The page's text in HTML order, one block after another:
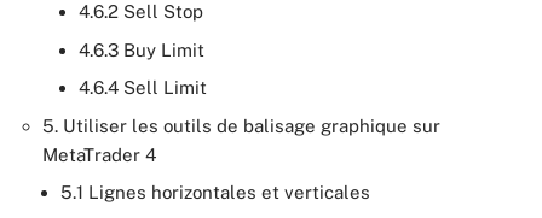
4.6.2 Sell Stop
4.6.3 Buy Limit
4.6.4 Sell Limit
5. Utiliser les outils de balisage graphique sur
MetaTrader 4
5.1 Lignes horizontales et verticales